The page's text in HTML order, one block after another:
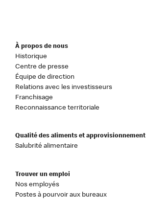
À propos de nous
Historique
Centre de presse
Équipe de direction
Relations avec les investisseurs
Franchisage
Reconnaissance territoriale
Qualité des aliments et approvisionnement
Salubrité alimentaire
Trouver un emploi
Nos employés
Postes à pourvoir aux bureaux